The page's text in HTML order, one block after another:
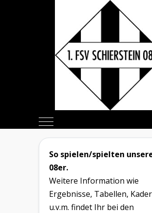
Mobile Menu Toggle
So spielen/spielten
08er.
Weitere Information wie
Ergebnisse, Tabellen, Kader
u.v.m. findet Ihr bei den